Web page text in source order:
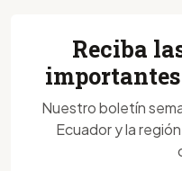
Reciba
Nuestro boletín
Ecuador y la